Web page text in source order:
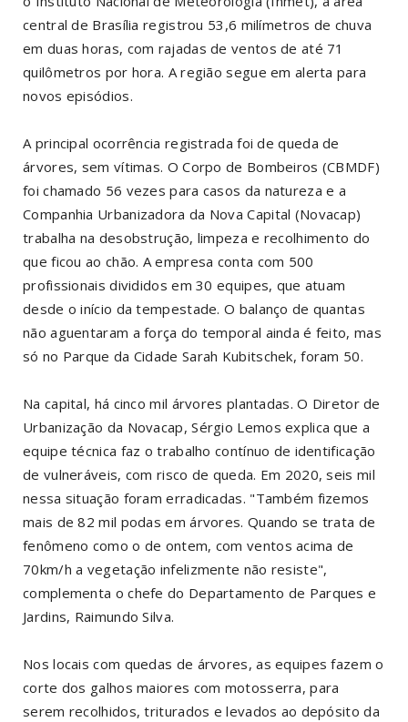
central de Brasília registrou 53,6 milímetros de chuva
em duas horas, com rajadas de ventos de até 71
quilômetros por hora. A região segue em alerta para
novos episódios.
A principal ocorrência registrada foi de queda de
árvores, sem vítimas. O Corpo de Bombeiros (CBMDF)
foi chamado 56 vezes para casos da natureza e a
Companhia Urbanizadora da Nova Capital (Novacap)
trabalha na desobstrução, limpeza e recolhimento do
que ficou ao chão. A empresa conta com 500
profissionais divididos em 30 equipes, que atuam
desde o início da tempestade. O balanço de quantas
não aguentaram a força do temporal ainda é feito, mas
só no Parque da Cidade Sarah Kubitschek, foram 50.
Na capital, há cinco mil árvores plantadas. O Diretor de
Urbanização da Novacap, Sérgio Lemos explica que a
equipe técnica faz o trabalho contínuo de identificação
de vulneráveis, com risco de queda. Em 2020, seis mil
nessa situação foram erradicadas. "Também fizemos
mais de 82 mil podas em árvores. Quando se trata de
fenômeno como o de ontem, com ventos acima de
70km/h a vegetação infelizmente não resiste",
complementa o chefe do Departamento de Parques e
Jardins, Raimundo Silva.
Nos locais com quedas de árvores, as equipes fazem o
corte dos galhos maiores com motosserra, para
serem recolhidos, triturados e levados ao depósito da